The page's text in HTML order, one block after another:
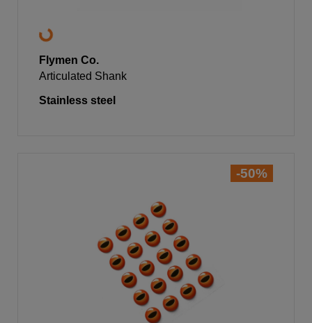
Flymen Co.
Articulated Shank
Stainless steel
-50%